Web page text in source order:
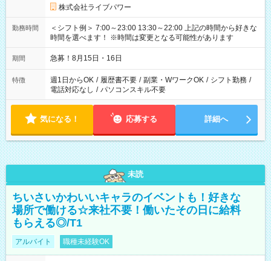
株式会社ライブパワー
勤務時間
＜シフト例＞ 7:00～23:00 13:30～22:00 上記の時間から好きな
時間を選べます！ ※時間は変更となる可能性があります
期間 急募！8月15日・16日
特徴 週1日からOK / 履歴書不要 / 副業・WワークOK / シフト勤務 /
電話対応なし / パソコンスキル不要
気になる！ 応募する 詳細へ
未読
ちいさいかわいいキャラのイベントも！好きな
場所で働ける☆来社不要！働いたその日に給料
もらえる◎/T1
アルバイト 職種未経験OK